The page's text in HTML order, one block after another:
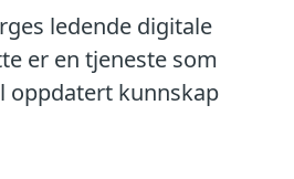
ledende digitale
er en tjeneste som
oppdatert kunnskap